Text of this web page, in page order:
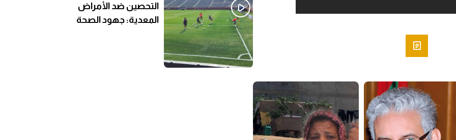
التحصين ضد الأمراض
المعدية: جهود الصحة